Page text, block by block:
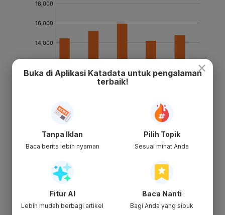
×
Buka di Aplikasi Katadata untuk pengalaman
terbaik!
Tanpa Iklan
Baca berita lebih nyaman
Pilih Topik
Sesuai minat Anda
Fitur AI
Lebih mudah berbagi artikel
Baca Nanti
Bagi Anda yang sibuk